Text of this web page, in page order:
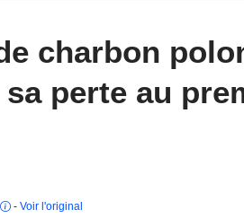
charbon
perte au
- Voir l'original